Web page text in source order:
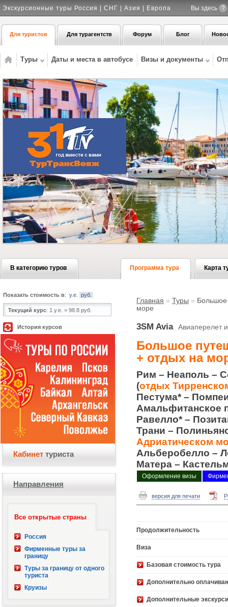
Экскурсионные туры Россия | СНГ | Азия | Европа Вы здесь ?
Для туристов Для турагентств Форум Блог
Туры Даты и места в автобусе Визы и документы
В категорию туров Программа тура Карта
Главная » Туры »
море
3SM Avia Авиаперелет
Большое
+ отдых на
Рим – Неаполь –
(отдых
Пестума* –
Амальфитанское
Равелло* –
Трани –
Адриатическом
Альберобелло –
Матера –
Оформление визы
версия для печати
Продолжительность
Виза
Базовая стоимость
Дополнительно
Дополнительные
Показать стоимость в: у.е. руб.
Текущий курс: 1 у.е. = 98.8 руб.
История курсов
Кабинет туриста
Направления
Все открытые страны
Россия
Фирменные туры за
границу
Туры за границу от одного
туриста
Круизы